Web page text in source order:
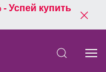
- Успей купить